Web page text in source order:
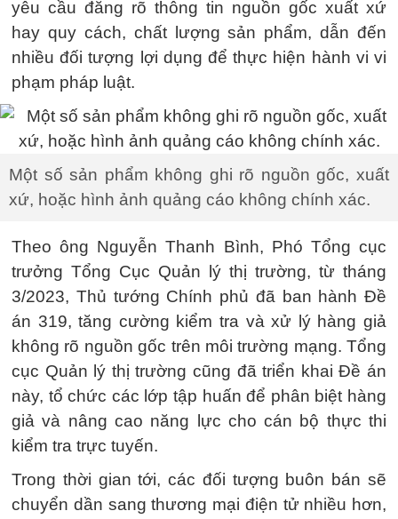
yêu cầu đăng rõ thông tin nguồn gốc xuất xứ
hay quy cách, chất lượng sản phẩm, dẫn đến
nhiều đối tượng lợi dụng để thực hiện hành vi vi
phạm pháp luật.
Một số sản phẩm không ghi rõ nguồn gốc, xuất
xứ, hoặc hình ảnh quảng cáo không chính xác.
Theo ông Nguyễn Thanh Bình, Phó Tổng cục
trưởng Tổng Cục Quản lý thị trường, từ tháng
3/2023, Thủ tướng Chính phủ đã ban hành Đề
án 319, tăng cường kiểm tra và xử lý hàng giả
không rõ nguồn gốc trên môi trường mạng. Tổng
cục Quản lý thị trường cũng đã triển khai Đề án
này, tổ chức các lớp tập huấn để phân biệt hàng
giả và nâng cao năng lực cho cán bộ thực thi
kiểm tra trực tuyến.
Trong thời gian tới, các đối tượng buôn bán sẽ
chuyển dần sang thương mại điện tử nhiều hơn,